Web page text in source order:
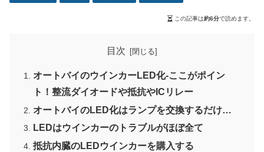
この記事は約6分で読めます。
目次
オートバイのウインカーLED化-ここがポイン
ト！整流ダイオードや抵抗やICリレー
オートバイのLED化はランプを交換するだけ…
LEDはウインカーのトラブルがほぼ全て
抵抗内臓のLEDウインカーを購入する